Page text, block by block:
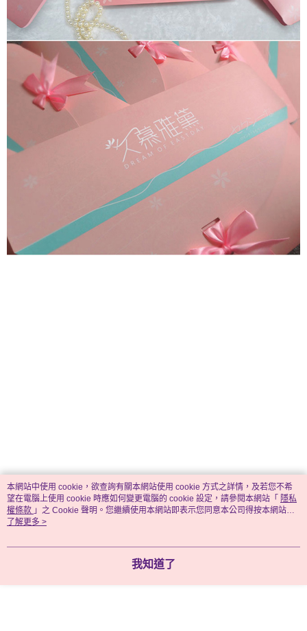
本網站中使用 cookie，欲查詢有關本網站使用 cookie 方式之詳情，及若您不希
望在電腦上使用 cookie 時應如何變更電腦的 cookie 設定，請參閱本網站「 隱私
權條款 」之 Cookie 聲明。您繼續使用本網站即表示您同意本公司得按本網站使
用條款之 Cookie 聲明使用 cookie。
了解更多 >
我知道了